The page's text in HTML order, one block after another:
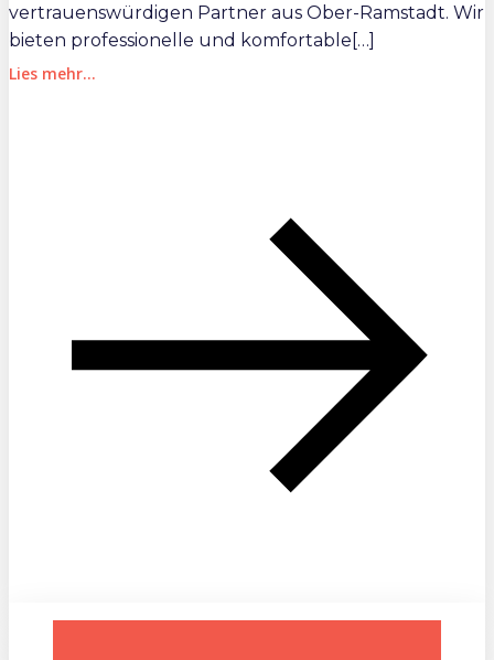
vertrauenswürdigen Partner aus Ober-Ramstadt. Wir
bieten professionelle und komfortable[…]
Lies mehr...